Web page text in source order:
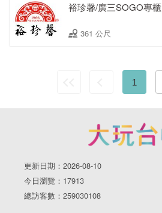
裕珍馨/廣三SOGO專櫃
361 公尺
1
更新日期：2026-08-10
今日瀏覽：17913
總訪客數：259030108